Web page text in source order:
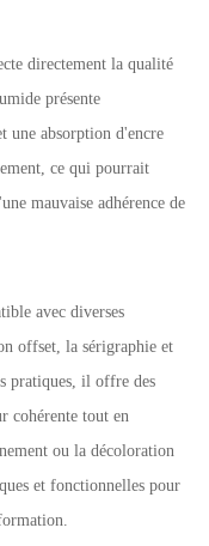
directement la qualité
présente
une absorption d'encre
ce qui pourrait
mauvaise adhérence de
avec diverses
offset, la sérigraphie et
pratiques, il offre des
cohérente tout en
ou la décoloration
et fonctionnelles pour